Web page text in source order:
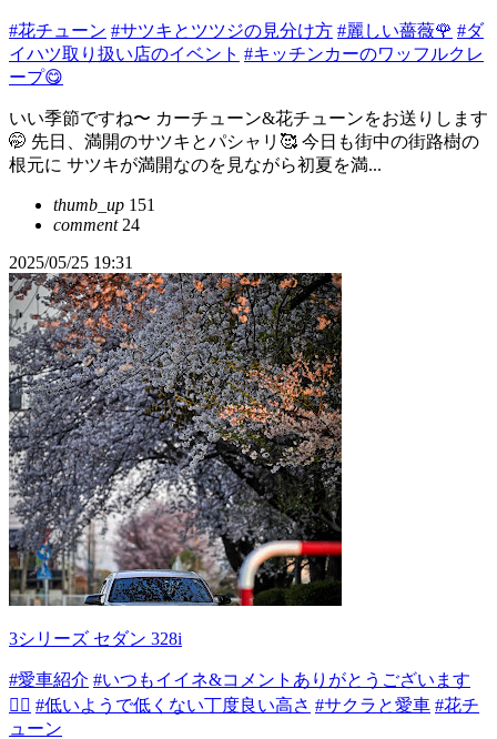
#花チューン #サツキとツツジの見分け方 #麗しい薔薇🌹 #ダ
イハツ取り扱い店のイベント #キッチンカーのワッフルクレ
ープ😋
いい季節ですね〜 カーチューン&花チューンをお送りします
🤭 先日、満開のサツキとパシャリ🥰 今日も街中の街路樹の
根元に サツキが満開なのを見ながら初夏を満...
thumb_up 151
comment24
2025/05/25 19:31
3シリーズ セダン 328i
#愛車紹介 #いつもイイネ&コメントありがとうございます
🙇‍♂️ #低いようで低くない丁度良い高さ #サクラと愛車 #花チ
ューン